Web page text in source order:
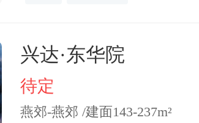
热水器安全不占
兴达·东华院
待定
燕郊-燕郊 /建面143-237m²